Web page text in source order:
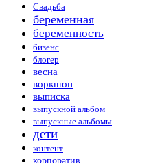
Свадьба
беременная
беременность
бизенс
блогер
весна
воркшоп
выписка
выпускной альбом
выпускные альбомы
дети
контент
корпоратив